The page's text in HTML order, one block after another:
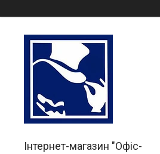
Інтернет-магазин "Офіс-